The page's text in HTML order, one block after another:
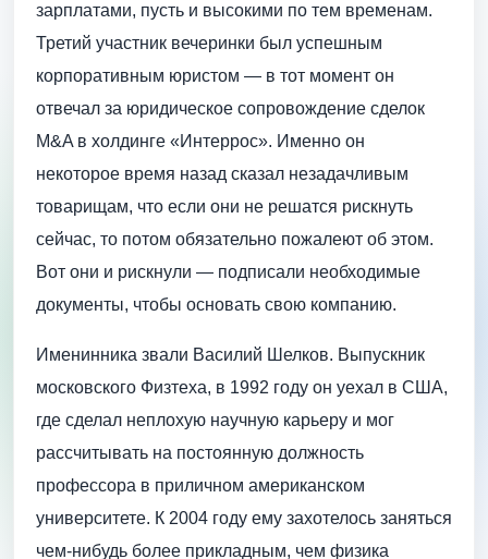
зарплатами, пусть и высокими по тем временам.
Третий участник вечеринки был успешным
корпоративным юристом — в тот момент он
отвечал за юридическое сопровождение сделок
M&A в холдинге «Интеррос». Именно он
некоторое время назад сказал незадачливым
товарищам, что если они не решатся рискнуть
сейчас, то потом обязательно пожалеют об этом.
Вот они и рискнули — подписали необходимые
документы, чтобы основать свою компанию.
Именинника звали Василий Шелков. Выпускник
московского Физтеха, в 1992 году он уехал в США,
где сделал неплохую научную карьеру и мог
рассчитывать на постоянную должность
профессора в приличном американском
университете. К 2004 году ему захотелось заняться
чем-нибудь более прикладным, чем физика